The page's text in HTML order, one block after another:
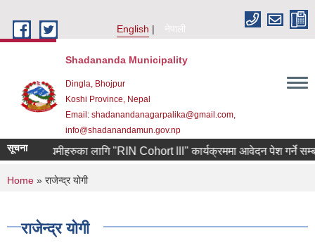
English
नेपाली
Shadananda Municipality
Dingla, Bhojpur
Koshi Province, Nepal
Email: shadanandanagarpalika@gmail.com,
info@shadanandamun.gov.np
सूचना उद्यमीहरुका लागि "RIN Cohort lll" कार्यक्रममा आवेदन पेश गर्ने
You are here
Home » राजेन्द्र योगी
राजेन्द्र योगी